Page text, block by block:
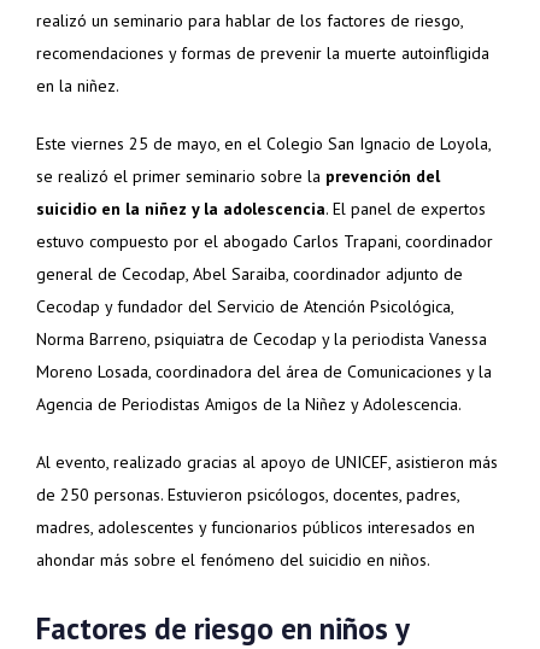
realizó un seminario para hablar de los factores de riesgo,
recomendaciones y formas de prevenir la muerte autoinfligida
en la niñez.
Este viernes 25 de mayo, en el Colegio San Ignacio de Loyola,
se realizó el primer seminario sobre la prevención del
suicidio en la niñez y la adolescencia. El panel de expertos
estuvo compuesto por el abogado Carlos Trapani, coordinador
general de Cecodap, Abel Saraiba, coordinador adjunto de
Cecodap y fundador del Servicio de Atención Psicológica,
Norma Barreno, psiquiatra de Cecodap y la periodista Vanessa
Moreno Losada, coordinadora del área de Comunicaciones y la
Agencia de Periodistas Amigos de la Niñez y Adolescencia.
Al evento, realizado gracias al apoyo de UNICEF, asistieron más
de 250 personas. Estuvieron psicólogos, docentes, padres,
madres, adolescentes y funcionarios públicos interesados en
ahondar más sobre el fenómeno del suicidio en niños.
Factores de riesgo en niños y